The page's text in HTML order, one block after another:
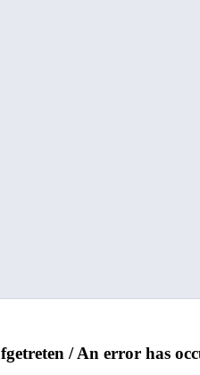
/ An error has